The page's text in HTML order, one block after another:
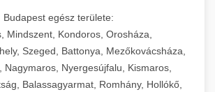
Budapest egész területe:
Mindszent, Kondoros, Orosháza,
Szeged, Battonya, Mezőkovácsháza,
Nagymaros, Nyergesújfalu, Kismaros,
Balassagyarmat, Romhány, Hollókő,